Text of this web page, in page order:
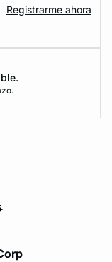
Registrarme ahora